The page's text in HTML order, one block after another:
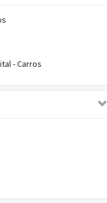
- Carros
lombar - Carros
altura - Carros
- Carros